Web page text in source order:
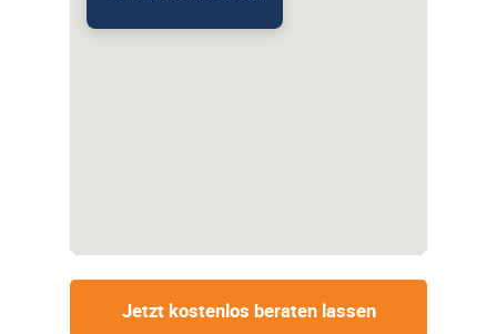
Jetzt kostenlos beraten lassen